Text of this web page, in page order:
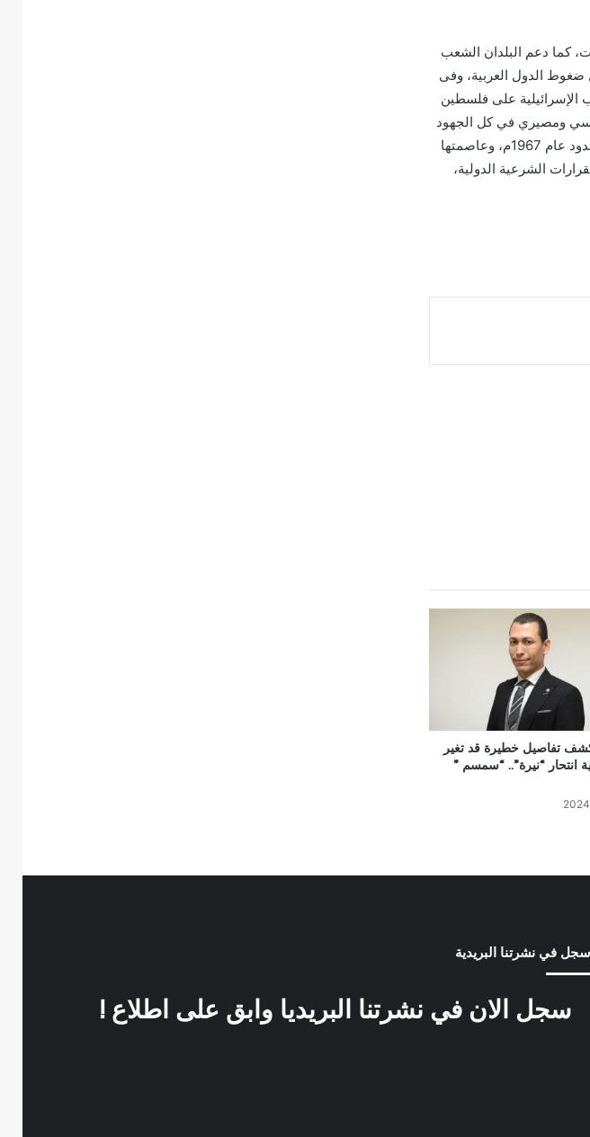
كما دعم البلدان الشعب
الدول العربية، وفى
الإسرائيلية على فلسطين
ومصيري في كل الجهود
الدبلوماسية للمملكة، مع دعم الجهود الرامية إلى الاعتراف الدولي بالدولة الفلسطينية المستقلة بحدود عام 1967م، وعاصمتها
الشرعية الدولية،
تفاصيل خطيرة قد تغير
انتحار “نيرة”.. “سمسم ”
سجل في نشرتنا البريدية
سجل الان في نشرتنا البريديا وابق على اطلاع !